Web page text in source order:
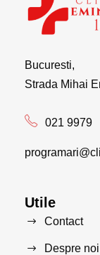
Bucuresti,
Strada Mihai
021 9979
Utile
Contact
Despre noi